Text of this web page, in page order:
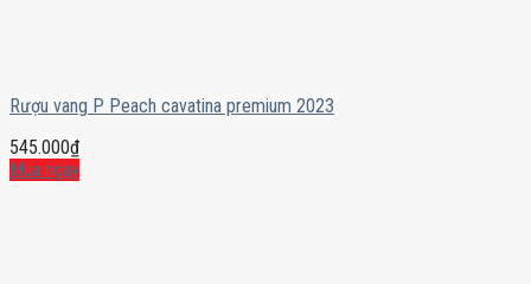
Rượu vang P Peach cavatina premium 2023
545.000₫
Mua ngay